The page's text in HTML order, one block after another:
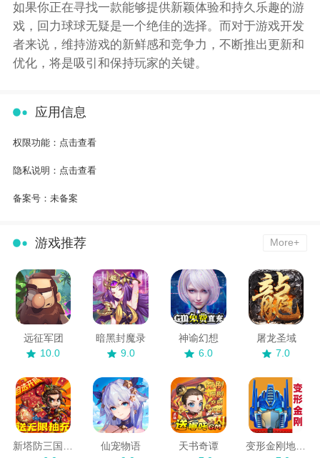
如果你正在寻找一款能够提供新颖体验和持久乐趣的游
戏，回力球球无疑是一个绝佳的选择。而对于游戏开发
者来说，维持游戏的新鲜感和竞争力，不断推出更新和
优化，将是吸引和保持玩家的关键。
应用信息
权限功能： 点击查看
隐私说明： 点击查看
备案号： 未备案
游戏推荐 More+
远征军团
10.0
暗黑封魔录
9.0
神谕幻想
6.0
屠龙圣域
7.0
新塔防三国全民塔防
仙宠物语
天书奇谭
变形金刚地球之战